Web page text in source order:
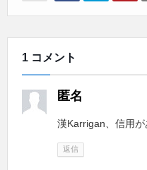
1 コメント
匿名
漢Karrigan、信用が
返信